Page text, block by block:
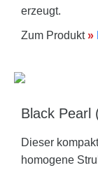
erzeugt.
Zum Produkt»
Black Pearl
Dieser
homogene